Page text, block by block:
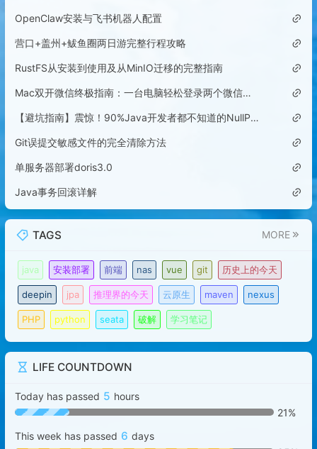
OpenClaw安装与飞书机器人配置
营口+盖州+鲅鱼圈两日游完整行程攻略
RustFS从安装到使用及从MinIO迁移的完整指南
Mac双开微信终极指南：一台电脑轻松登录两个微信账号
【避坑指南】震惊！90%Java开发者都不知道的NullPointerException隐藏陷阱
Git误提交敏感文件的完全清除方法
单服务器部署doris3.0
Java事务回滚详解
TAGS MORE
java 安装部署 前端 nas vue git 历史上的今天
deepin jpa 推理界的今天 云原生 maven nexus
PHP python seata 破解 学习笔记
LIFE COUNTDOWN
Today has passed 5 hours
21%
This week has passed 6 days